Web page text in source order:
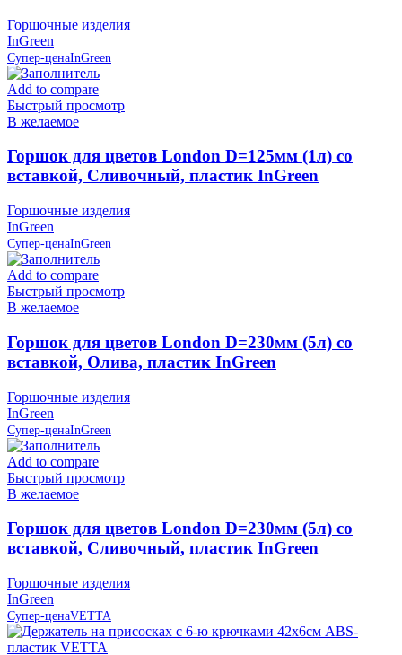
Горшочные изделия
InGreen
Супер-ценаInGreen
Add to compare
Быстрый просмотр
В желаемое
Горшок для цветов London D=125мм (1л) со
вставкой, Сливочный, пластик InGreen
Горшочные изделия
InGreen
Супер-ценаInGreen
Add to compare
Быстрый просмотр
В желаемое
Горшок для цветов London D=230мм (5л) со
вставкой, Олива, пластик InGreen
Горшочные изделия
InGreen
Супер-ценаInGreen
Add to compare
Быстрый просмотр
В желаемое
Горшок для цветов London D=230мм (5л) со
вставкой, Сливочный, пластик InGreen
Горшочные изделия
InGreen
Супер-ценаVETTA